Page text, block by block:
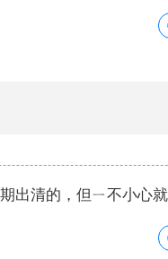
出清的，但ㄧ不小心